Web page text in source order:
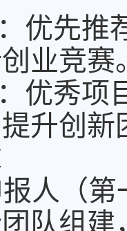
优先推
业竞赛
优秀项
升创新
人（第
队组